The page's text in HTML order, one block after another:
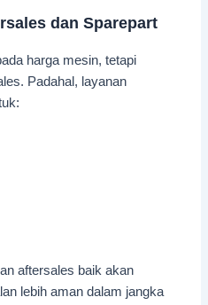
dan Sparepart
harga mesin, tetapi
Padahal, layanan
aftersales baik akan
lebih aman dalam jangka